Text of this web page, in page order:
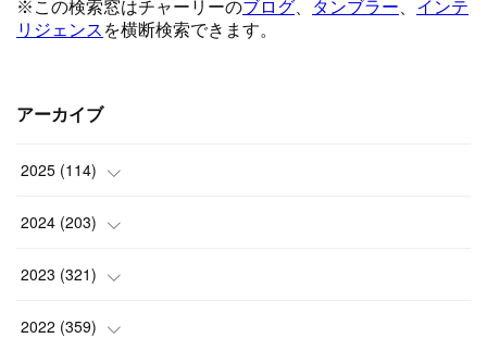
アーカイブ
2025 (114)
(1)
(8)
(6)
2024 (203)
(24)
(10)
2023 (321)
(25)
2022 (359)